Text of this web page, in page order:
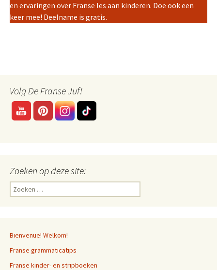
en ervaringen over Franse les aan kinderen. Doe ook een
keer mee! Deelname is gratis.
Volg De Franse Juf!
Zoeken op deze site:
Zoeken
naar:
Bienvenue! Welkom!
Franse grammaticatips
Franse kinder- en stripboeken